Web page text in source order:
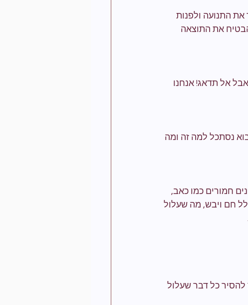
התנועה ולפנות
את התוצאה
אל תדאג! אנחנו
נסתכל למה זה ומה
חמורים כמו כאב,
חם ויבש, מה שעלול
להסיר כל דבר שעלול